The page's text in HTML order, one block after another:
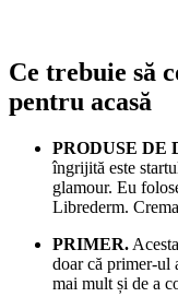
Ce trebuie să
pentru acasă
PRODUSE DE
îngrijită este
glamour. Eu
Librederm.
PRIMER.
doar că primer-ul
mai mult și de a